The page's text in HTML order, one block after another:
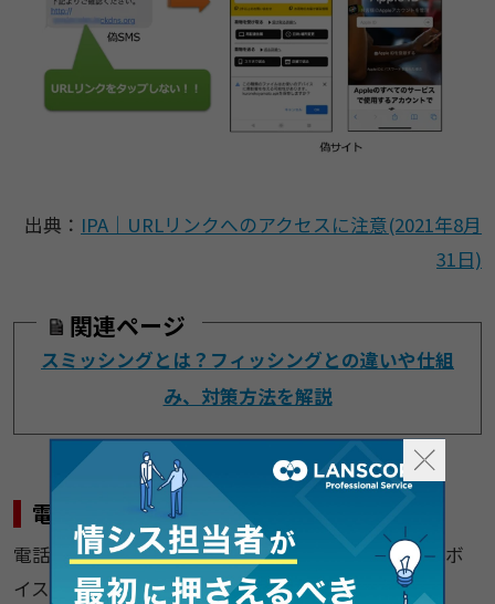
出典： IPA｜URLリンクへのアクセスに注意(2021年8月
31日)
関連ページ
スミッシングとは？フィッシングとの違いや仕組
み、対策方法を解説
電話
電話を用いたフィッシング詐欺は、「ビッシング（ボ
イスフィッシング）」と呼ばれます。